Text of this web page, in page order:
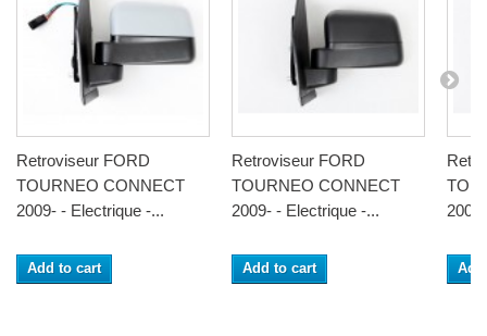
Retroviseur FORD
TOURNEO CONNECT
2009- - Electrique -...
Add to cart
Retroviseur FORD
TOURNEO CONNECT
2009- - Electrique -...
Add to cart